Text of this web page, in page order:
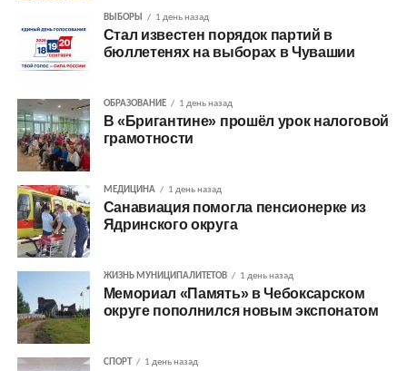
ВЫБОРЫ 1 день назад
Стал известен порядок партий в
бюллетенях на выборах в Чувашии
ОБРАЗОВАНИЕ 1 день назад
В «Бригантине» прошёл урок налоговой
грамотности
МЕДИЦИНА 1 день назад
Санавиация помогла пенсионерке из
Ядринского округа
ЖИЗНЬ МУНИЦИПАЛИТЕТОВ 1 день назад
Мемориал «Память» в Чебоксарском
округе пополнился новым экспонатом
СПОРТ 1 день назад